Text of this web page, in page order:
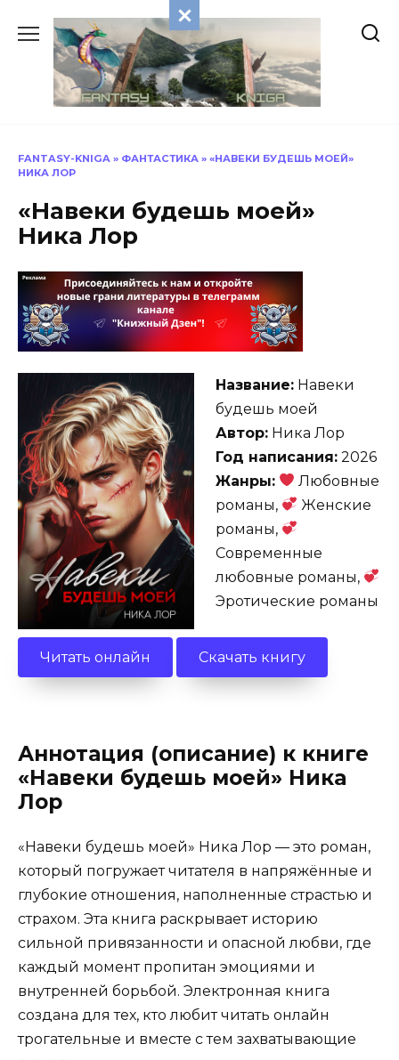
содержанию
FANTASY-KNIGA » ФАНТАСТИКА » «НАВЕКИ БУДЕШЬ МОЕЙ»
НИКА ЛОР
«Навеки будешь моей»
Ника Лор
Название: Навеки
будешь моей
Автор: Ника Лор
Год написания: 2026
Жанры:
Любовные
романы,
Женские
романы,
Современные
любовные романы,
Эротические романы
Читать онлайн Скачать книгу
Аннотация (описание) к книге
«Навеки будешь моей» Ника
Лор
«Навеки будешь моей» Ника Лор — это роман,
который погружает читателя в напряжённые и
глубокие отношения, наполненные страстью и
страхом. Эта книга раскрывает историю
сильной привязанности и опасной любви, где
каждый момент пропитан эмоциями и
внутренней борьбой. Электронная книга
создана для тех, кто любит читать онлайн
трогательные и вместе с тем захватывающие